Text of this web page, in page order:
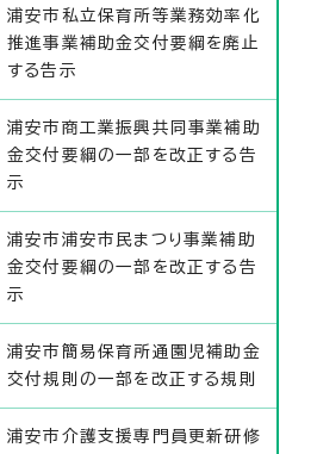
浦安市私立保育所等業務効率化
推進事業補助金交付要綱を廃止
する告示
浦安市商工業振興共同事業補助
金交付要綱の一部を改正する告
示
浦安市浦安市民まつり事業補助
金交付要綱の一部を改正する告
示
浦安市簡易保育所通園児補助金
交付規則の一部を改正する規則
浦安市介護支援専門員更新研修